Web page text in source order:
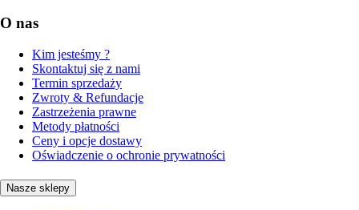
O nas
Kim jesteśmy ?
Skontaktuj się z nami
Termin sprzedaży
Zwroty & Refundacje
Zastrzeżenia prawne
Metody płatności
Ceny i opcje dostawy
Oświadczenie o ochronie prywatności
Nasze sklepy